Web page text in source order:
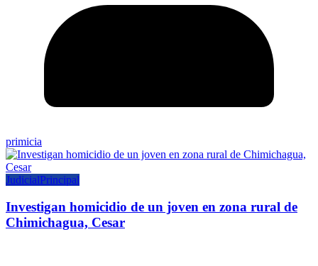
primicia
JudicialPrincipal
Investigan homicidio de un joven en zona rural de
Chimichagua, Cesar